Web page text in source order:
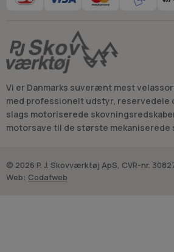
Vi er Danmarks suverænt mest
med professionelt udstyr, reservedele
slags motoriserede
motorsave til de største mekaniserede
© 2026 P. J. Skovværktøj ApS, CVR-nr.
Web: Codafweb